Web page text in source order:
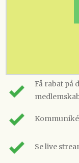
Få rabat på
Se live